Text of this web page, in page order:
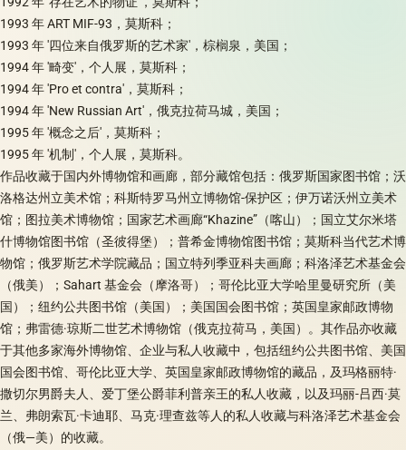
1993 年 ART MIF-93，莫斯科；
1993 年 '四位来自俄罗斯的艺术家'，棕榈泉，美国；
1994 年 '畸变'，个人展，莫斯科；
1994 年 'Pro et contra'，莫斯科；
1994 年 'New Russian Art'，俄克拉荷马城，美国；
1995 年 '概念之后'，莫斯科；
1995 年 '机制'，个人展，莫斯科。
作品收藏于国内外博物馆和画廊，部分藏馆包括：俄罗斯国家图书馆；沃
洛格达州立美术馆；科斯特罗马州立博物馆-保护区；伊万诺沃州立美术
馆；图拉美术博物馆；国家艺术画廊“Khazine”（喀山）；国立艾尔米塔
什博物馆图书馆（圣彼得堡）；普希金博物馆图书馆；莫斯科当代艺术博
物馆；俄罗斯艺术学院藏品；国立特列季亚科夫画廊；科洛泽艺术基金会
（俄美）；Sahart 基金会（摩洛哥）；哥伦比亚大学哈里曼研究所（美
国）；纽约公共图书馆（美国）；美国国会图书馆；英国皇家邮政博物
馆；弗雷德·琼斯二世艺术博物馆（俄克拉荷马，美国）。其作品亦收藏
于其他多家海外博物馆、企业与私人收藏中，包括纽约公共图书馆、美国
国会图书馆、哥伦比亚大学、英国皇家邮政博物馆的藏品，及玛格丽特·
撒切尔男爵夫人、爱丁堡公爵菲利普亲王的私人收藏，以及玛丽-吕西·莫
兰、弗朗索瓦·卡迪耶、马克·理查兹等人的私人收藏与科洛泽艺术基金会
（俄—美）的收藏。